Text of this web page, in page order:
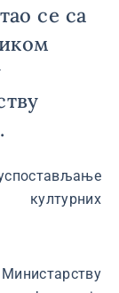
се са
културних